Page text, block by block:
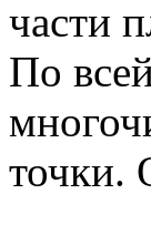
части
По
точки.